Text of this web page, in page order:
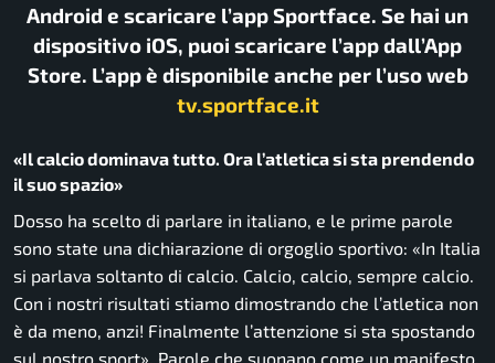
Android e scaricare l’app Sportface. Se hai un
dispositivo iOS, puoi scaricare l’app dall’App
Store. L’app è disponibile anche per l’uso web
tv.sportface.it
«Il calcio dominava tutto. Ora l’atletica si sta prendendo
il suo spazio»
Dosso ha scelto di parlare in italiano, e le prime parole
sono state una dichiarazione di orgoglio sportivo: «In Italia
si parlava soltanto di calcio. Calcio, calcio, sempre calcio.
Con i nostri risultati stiamo dimostrando che l’atletica non
è da meno, anzi! Finalmente l’attenzione si sta spostando
sul nostro sport». Parole che suonano come un manifesto,